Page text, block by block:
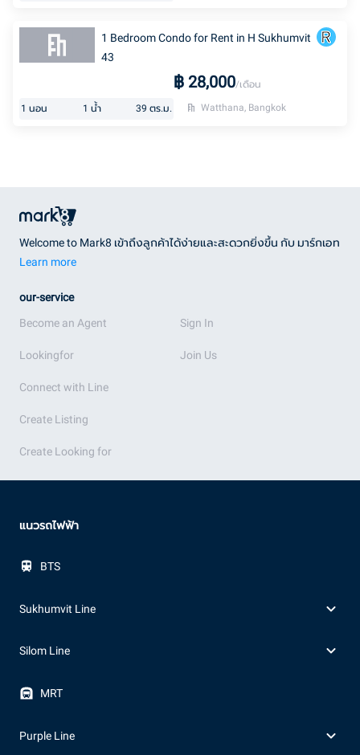
1 Bedroom Condo for Rent in H Sukhumvit
43
฿ 28,000/เดือน
1 นอน 1 น้ำ 39 ตร.ม. Watthana, Bangkok
Welcome to Mark8 เข้าถึงลูกค้าได้ง่ายและสะดวกยิ่งขึ้น กับ มาร์กเอท
Learn more
our-service
Become an Agent
Lookingfor
Connect with Line
Create Listing
Create Looking for
Sign In
Join Us
แนวรถไฟฟ้า
BTS
Sukhumvit Line
Silom Line
MRT
Purple Line